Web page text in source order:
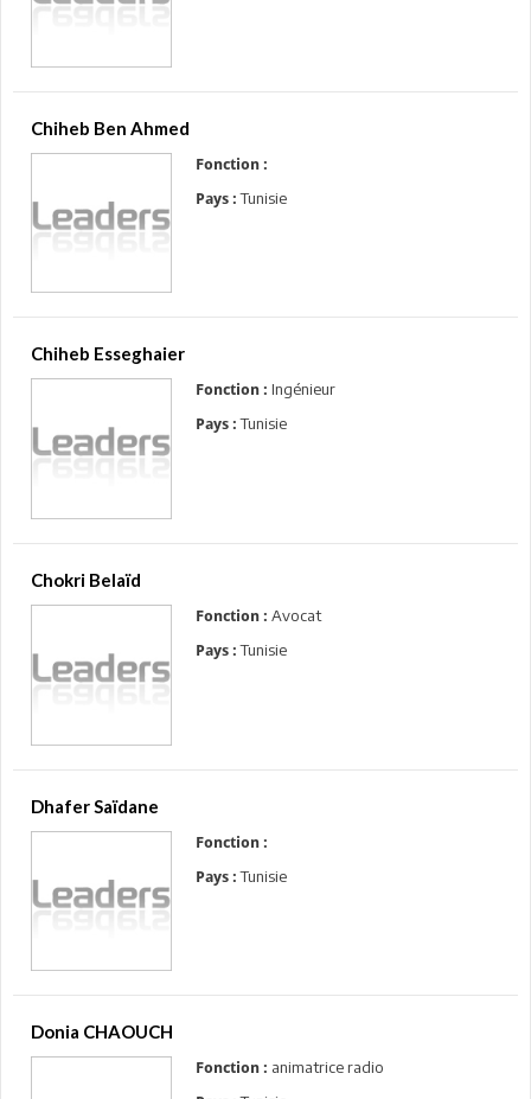
Chiheb Ben Ahmed
Fonction :
Pays : Tunisie
Chiheb Esseghaier
Fonction : Ingénieur
Pays : Tunisie
Chokri Belaïd
Fonction : Avocat
Pays : Tunisie
Dhafer Saïdane
Fonction :
Pays : Tunisie
Donia CHAOUCH
Fonction : animatrice radio